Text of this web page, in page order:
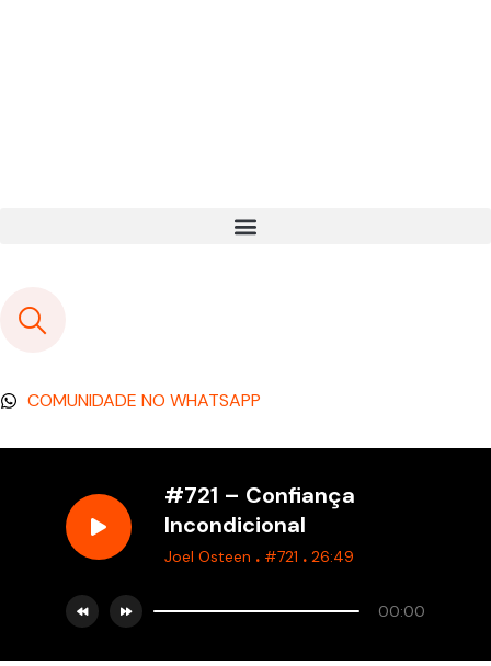
COMUNIDADE NO WHATSAPP
#721 – Confiança
Incondicional
Joel Osteen . #721 . 26:49
00:00